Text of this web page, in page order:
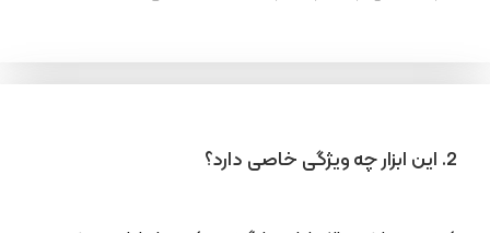
2. این ابزار چه ویژگی خاصی دارد؟